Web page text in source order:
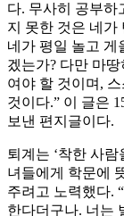
다. 무사히 공부하
지 못한 것은 네가
네가 평일 놀고 게
겠는가? 다만 마
여야 할 것이며,
것이다.” 이 글은
보낸 편지글이다.
퇴계는 ‘착한 사
녀들에게 학문에
주려고 노력했다.
한다더구나. 너는